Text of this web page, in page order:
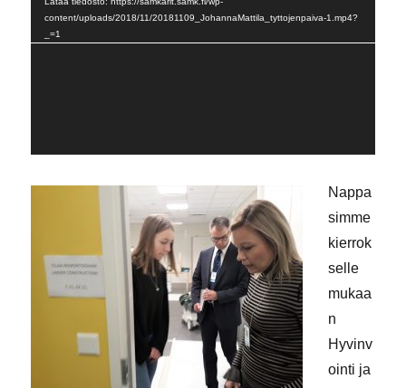
content/uploads/2018/11/20181109_JohannaMattila_tyttojenpaiva-1.mp4?
_=1
Nappa
simme
kierrok
selle
mukaa
n
Hyvinv
ointi ja